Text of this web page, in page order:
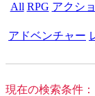
All RPG アクシ
アドベンチャー
現在の検索条件：